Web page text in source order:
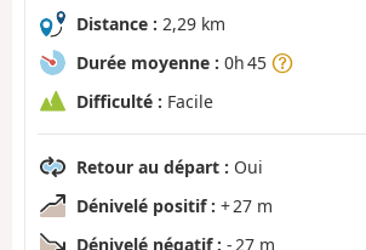
Distance : 2,29 km
Durée moyenne : 0h 45
Difficulté : Facile
Retour au départ : Oui
Dénivelé positif : + 27 m
Dénivelé négatif : - 27 m